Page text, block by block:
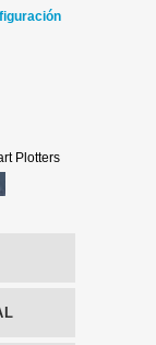
Plotters